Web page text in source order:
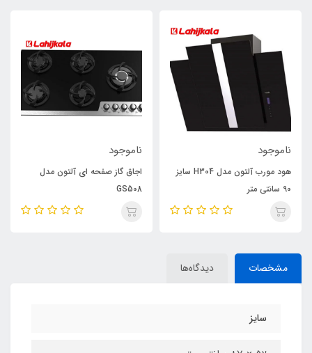
ناموجود
هود مورب آلتون مدل H304 سایز
90 سانتی متر
ناموجود
اجاق گاز صفحه ای آلتون مدل
GS508
مشخصات دیدگاه‌ها
سایز